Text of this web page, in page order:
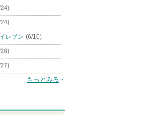
レブン (6/10)
もっとみる